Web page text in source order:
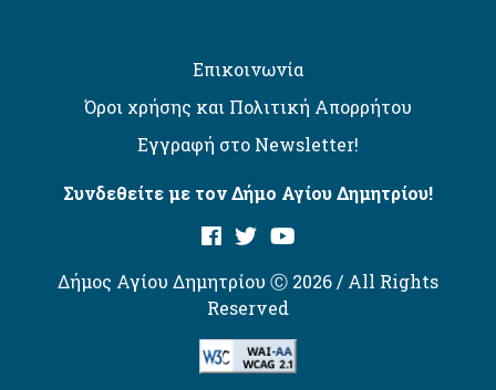
Επικοινωνία
Όροι χρήσης και Πολιτική Απορρήτου
Εγγραφή στο Newsletter!
Συνδεθείτε με τον Δήμο Αγίου Δημητρίου!
Δήμος Αγίου Δημητρίου Ⓒ 2026 / All Rights
Reserved